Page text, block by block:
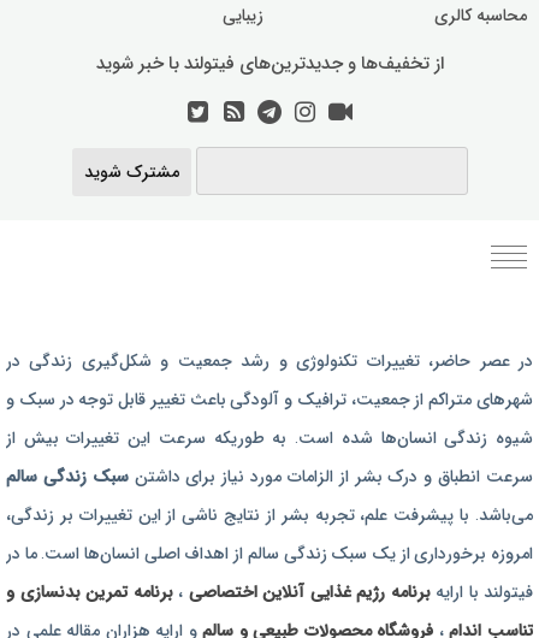
محاسبه کالری
زیبایی
از تخفیف‌ها و جدیدترین‌های فیتولند با خبر شوید
مشترک شوید
رژیم غذایی بارداری
برنامه رژیم درمانی
برنامه تمرین بدنسازی
برنامه تمرینی
محصولات طبیعی و سالم
در عصر حاضر،‌ تغییرات تکنولوژی و رشد جمعیت و شکل‌گیری زندگی‌ در
شهرهای متراکم از جمعیت، ترافیک و آلودگی باعث تغییر قابل توجه در سبک و
شیوه زندگی انسان‌ها شده است. به طوریکه سرعت این تغییرات بیش از
سرعت انطباق و درک بشر از الزامات مورد نیاز برای داشتنسبک زندگی سالم
می‌باشد. با پیشرفت علم، تجربه بشر از نتایج ناشی از این تغییرات بر زندگی،
امروزه برخورداری از یک سبک زندگی سالم از اهداف اصلی انسان‌ها است. ما در
فیتولند با ارایهبرنامه رژیم غذایی آنلاین اختصاصی ،برنامه تمرین بدنسازی و
تناسب اندام، فروشگاه محصولات طبیعی و سالمو ارایه هزاران مقاله علمی در